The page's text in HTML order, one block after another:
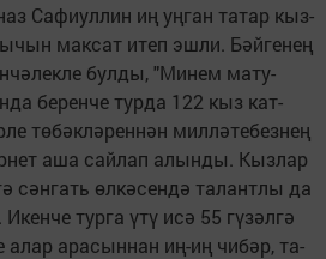
Са­фиул­лин иң уң­ган та­тар кыз­
мак­сат итеп эш­ли. Бәй­ге­нең
бул­ды, "Ми­нем ма­ту­
бе­рен­че тур­да 122 кыз кат­
тө­бәк­лә­рен­нән мил­лә­те­без­нең
аша сай­лап алын­ды. Кыз­лар
сән­гать өл­кә­сен­дә та­лант­лы да
тур­га үтү исә 55 гү­зәл­гә
ара­сын­нан иң-иң чи­бәр, та­